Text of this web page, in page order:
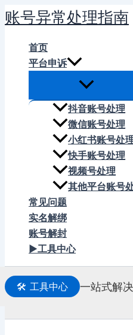
跳
至
账号异常处理指南
首页
平台申诉
抖音账号处理
微信账号处理
小红书账号处
快手账号处理
视频号处理
其他平台账号
常见问题
实名解绑
账号解封
▶工具中心
🛠️ 工具中心 一站式解